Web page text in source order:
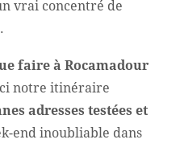
vrai concentré de
faire à Rocamadour
notre itinéraire
adresses testées et
end inoubliable dans